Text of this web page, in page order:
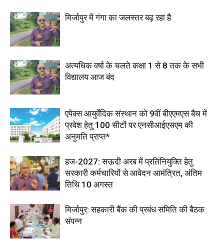
मिर्जापुर में गंगा का जलस्तर बढ़ रहा है
अत्यधिक वर्षा के चलते कक्षा 1 से 8 तक के सभी
विद्यालय आज बंद
एपेक्स आयुर्वेदिक संस्थान को 9वीं बीएएमएस बैच में
प्रवेश हेतु 100 सीटों पर एनसीआईएसएम की
अनुमति प्राप्त*
हज-2027: सऊदी अरब में प्रतिनियुक्ति हेतु
सरकारी कर्मचारियों से आवेदन आमंत्रित, अंतिम
तिथि 10 अगस्त
मिर्जापुर: सहकारी बैंक की प्रबंध समिति की बैठक
संपन्न